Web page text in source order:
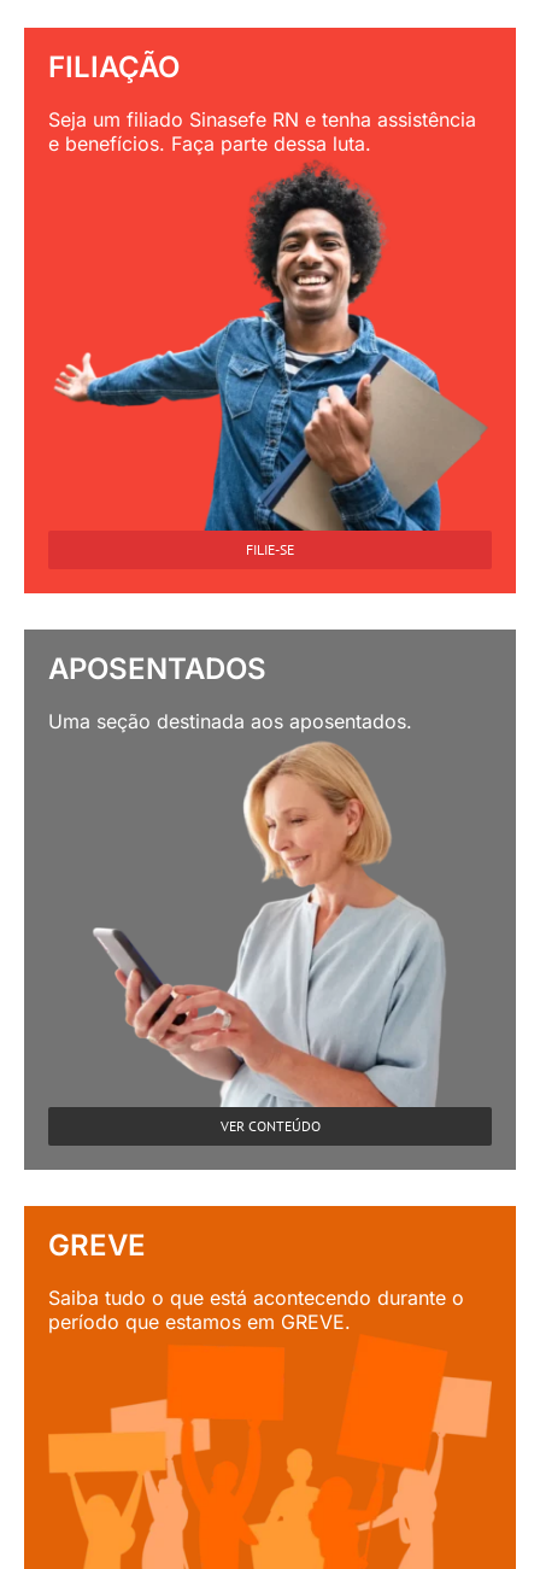
FILIAÇÃO
Seja um filiado Sinasefe RN e tenha assistência
e benefícios. Faça parte dessa luta.
FILIE-SE
APOSENTADOS
Uma seção destinada aos aposentados.
VER CONTEÚDO
GREVE
Saiba tudo o que está acontecendo durante o
período que estamos em GREVE.